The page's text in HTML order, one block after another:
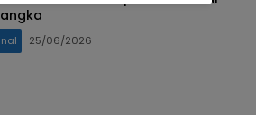
25/06/2026